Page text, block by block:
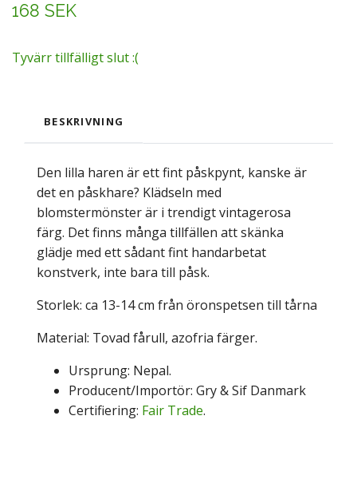
168 SEK
Tyvärr tillfälligt slut :(
BESKRIVNING
Den lilla haren är ett fint påskpynt, kanske är
det en påskhare? Klädseln med
blomstermönster är i trendigt vintagerosa
färg. Det finns många tillfällen att skänka
glädje med ett sådant fint handarbetat
konstverk, inte bara till påsk.
Storlek: ca 13-14 cm från öronspetsen till tårna
Material: Tovad fårull, azofria färger.
Ursprung: Nepal.
Producent/Importör: Gry & Sif Danmark
Certifiering: Fair Trade.